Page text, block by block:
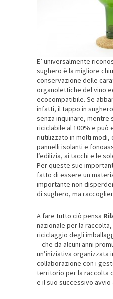
E’ universalmente
sughero è la migliore
conservazione delle
organolettiche del vino
ecocompatibile. Se
infatti, il tappo in
senza inquinare, mentre
riciclabile al 100% e può
riutilizzato in molti modi,
pannelli isolanti e
l’edilizia, ai tacchi e le
Per queste sue
fatto di essere un
importante non
di sughero, ma
A fare tutto ciò pensa
nazionale per la
riciclaggio degli
– che da alcuni anni
un’iniziativa organizzata
collaborazione con i
territorio per la raccolta
e il suo successivo avvio